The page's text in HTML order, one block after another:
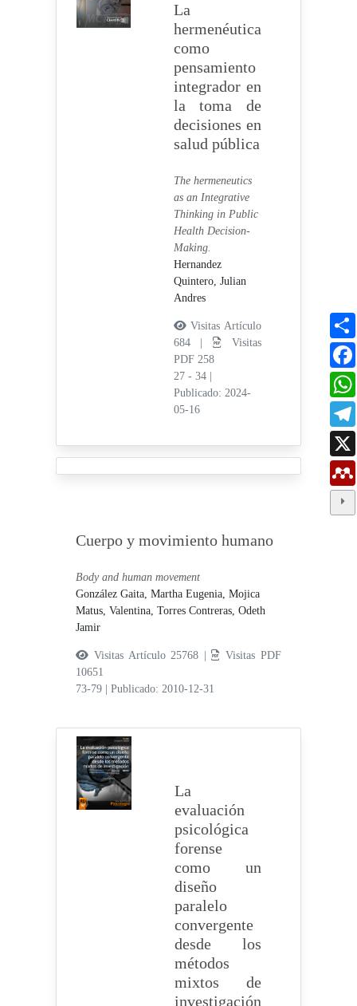
La
hermenéutica
como
pensamiento
integrador en
la toma de
decisiones en
salud pública
The hermeneutics
as an Integrative
Thinking in Public
Health Decision-
Making.
Hernandez
Quintero, Julian
Andres
Visitas Artículo
684 |
Visitas
PDF 258
27 - 34
Publicado: 2024-
05-16
Cuerpo y movimiento humano
Body and human movement
González Gaita, Martha Eugenia,Mojica
Matus, Valentina,Torres Contreras, Odeth
Jamir
Visitas Artículo 25768 |
Visitas PDF
10651
73-79
|Publicado: 2010-12-31
La
evaluación
psicológica
forense
como un
diseño
paralelo
convergente
desde los
métodos
mixtos de
investigación